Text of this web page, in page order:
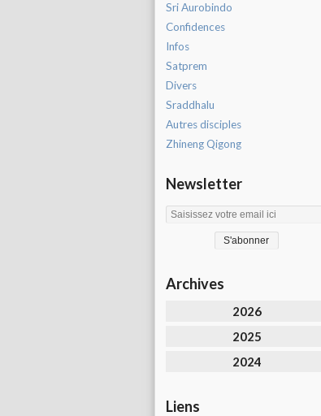
Sri Aurobindo
Confidences
Infos
Satprem
Divers
Sraddhalu
Autres disciples
Zhineng Qigong
Newsletter
Archives
2026
2025
2024
Liens